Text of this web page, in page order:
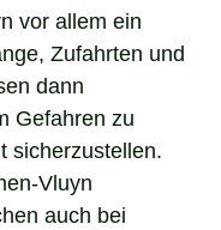
vor allem ein
Zufahrten und
dann
Gefahren zu
sicherzustellen.
Vluyn
auch bei